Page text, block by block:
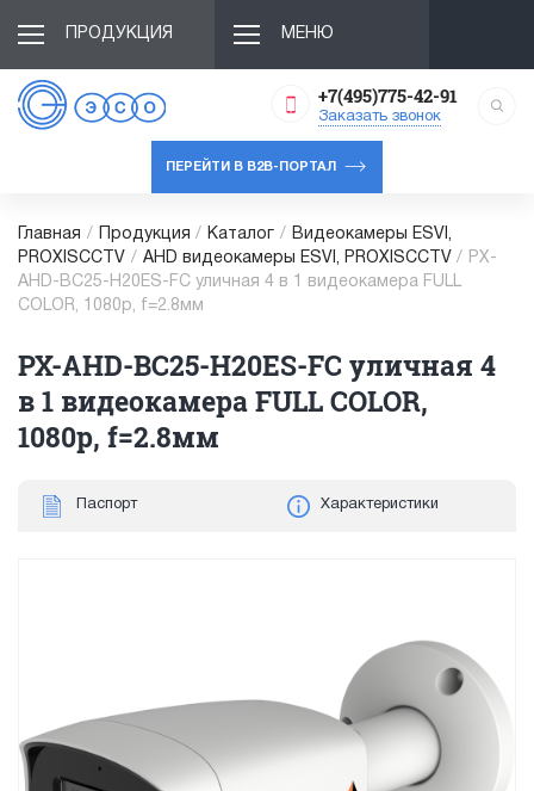
ПРОДУКЦИЯ МЕНЮ
+7(495)775-42-91
Заказать звонок
ПЕРЕЙТИ В B2B-ПОРТАЛ
Главная / Продукция / Каталог /
Видеокамеры ESVI,
PROXISCCTV / AHD видеокамеры ESVI, PROXISCCTV /
PX-
AHD-BC25-H20ES-FC уличная 4 в 1 видеокамера FULL
COLOR, 1080p, f=2.8мм
PX-AHD-BC25-H20ES-FC уличная 4
в 1 видеокамера FULL COLOR,
1080p, f=2.8мм
Паспорт Характеристики